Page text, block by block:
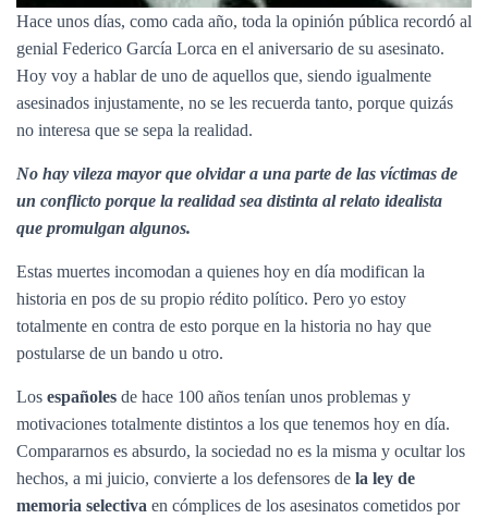
Hace unos días, como cada año, toda la opinión pública recordó al
genial Federico García Lorca en el aniversario de su asesinato.
Hoy voy a hablar de uno de aquellos que, siendo igualmente
asesinados injustamente, no se les recuerda tanto, porque quizás
no interesa que se sepa la realidad.
No hay vileza mayor que olvidar a una parte de las víctimas de
un conflicto porque la realidad sea distinta al relato idealista
que promulgan algunos.
Estas muertes incomodan a quienes hoy en día modifican la
historia en pos de su propio rédito político. Pero yo estoy
totalmente en contra de esto porque en la historia no hay que
postularse de un bando u otro.
Los españoles de hace 100 años tenían unos problemas y
motivaciones totalmente distintos a los que tenemos hoy en día.
Compararnos es absurdo, la sociedad no es la misma y ocultar los
hechos, a mi juicio, convierte a los defensores de la ley de
memoria selectiva en cómplices de los asesinatos cometidos por